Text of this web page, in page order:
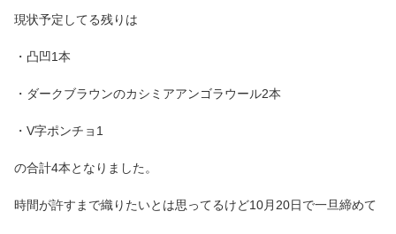
現状予定してる残りは
・凸凹1本
・ダークブラウンのカシミアアンゴラウール2本
・V字ポンチョ1
の合計4本となりました。
時間が許すまで織りたいとは思ってるけど10月20日で一旦締めて